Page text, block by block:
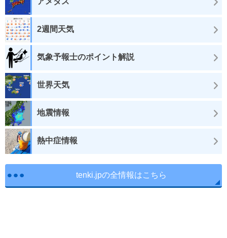
2週間天気
気象予報士のポイント解説
世界天気
地震情報
熱中症情報
tenki.jpの全情報はこちら